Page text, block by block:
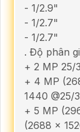
- 1/2.9"
- 1/2.7"
- 1/2.7"
. Độ phân
+ 2 MP 25/
+ 4 MP
1440 @25/
+ 5 MP
(2688 ×